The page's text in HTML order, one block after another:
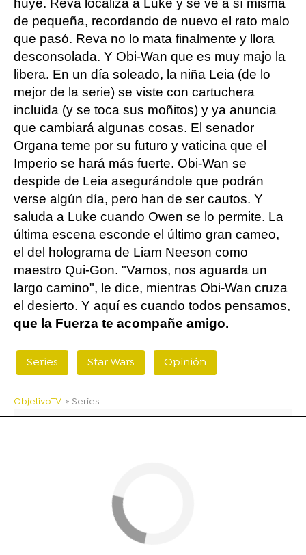
huye. Reva localiza a Luke y se ve a sí misma
de pequeña, recordando de nuevo el rato malo
que pasó. Reva no lo mata finalmente y llora
desconsolada. Y Obi-Wan que es muy majo la
libera. En un día soleado, la niña Leia (de lo
mejor de la serie) se viste con cartuchera
incluida (y se toca sus moñitos) y ya anuncia
que cambiará algunas cosas. El senador
Organa teme por su futuro y vaticina que el
Imperio se hará más fuerte. Obi-Wan se
despide de Leia asegurándole que podrán
verse algún día, pero han de ser cautos. Y
saluda a Luke cuando Owen se lo permite. La
última escena esconde el último gran cameo,
el del holograma de Liam Neeson como
maestro Qui-Gon. "Vamos, nos aguarda un
largo camino", le dice, mientras Obi-Wan cruza
el desierto. Y aquí es cuando todos pensamos,
que la Fuerza te acompañe amigo.
Series Star Wars Opinión
ObjetivoTV » Series